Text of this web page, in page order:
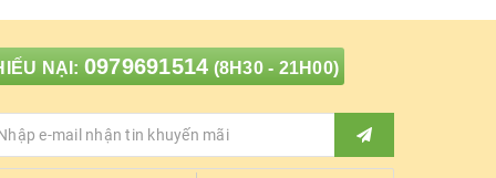
NẠI: 0979691514 (8H30 - 21H00)